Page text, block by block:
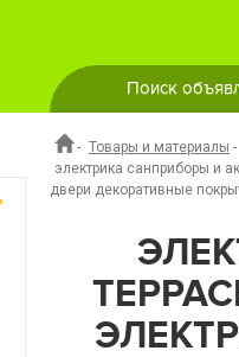
Поиск
- Товары и материалы -
электрика санприборы и
двери декоративные